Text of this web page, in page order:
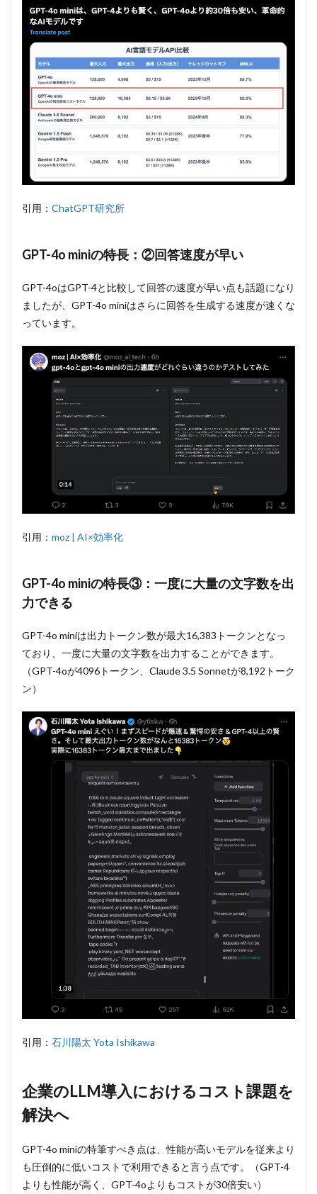
引用： ChatGPT研究所
GPT-4o miniの特長：②回答速度が早い
GPT-4oはGPT-4と比較して回答の速度が早い点も話題になり
ましたが、GPT-4o miniはさらに回答を生成する速度が速くな
っています。
引用： moz | AI×効率化
GPT-4o miniの特長③：一度に大量の文字数を出
力できる
GPT-4o miniは出力トークン数が最大16,383トークンとなっ
ており、一度に大量の文字数を出力することができます。
（GPT-4oが4096トークン、Claude 3.5 Sonnetが8,192トーク
ン）
引用： 石川陽太 Yota Ishikawa
企業のLLM導入におけるコスト課題を
解決へ
GPT-4o miniの特筆すべき点は、性能が高いモデルを従来より
も圧倒的に低いコストで利用できると言う点です。（GPT-4
よりも性能が高く、GPT-4oよりもコストが30倍安い）